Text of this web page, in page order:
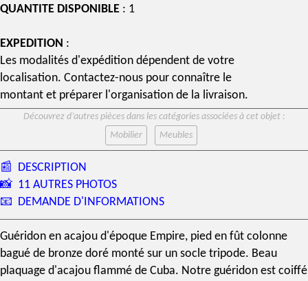
QUANTITE DISPONIBLE : 1
EXPEDITION :
Les modalités d'expédition dépendent de votre
localisation. Contactez-nous pour connaître le
montant et préparer l'organisation de la livraison.
Découvrez d’autres pièces dans les catégories associées à cet objet :
Mobilier
Meubles
📰 DESCRIPTION
📸 11 AUTRES PHOTOS
📧 DEMANDE D'INFORMATIONS
Guéridon en acajou d'époque Empire, pied en fût colonne
bagué de bronze doré monté sur un socle tripode. Beau
plaquage d'acajou flammé de Cuba. Notre guéridon est coiffé